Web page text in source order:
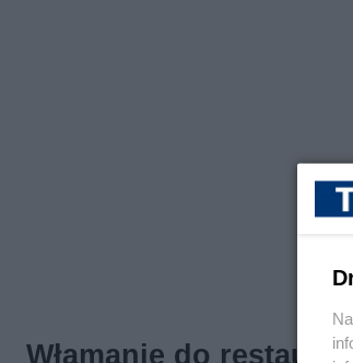
Włamanie do